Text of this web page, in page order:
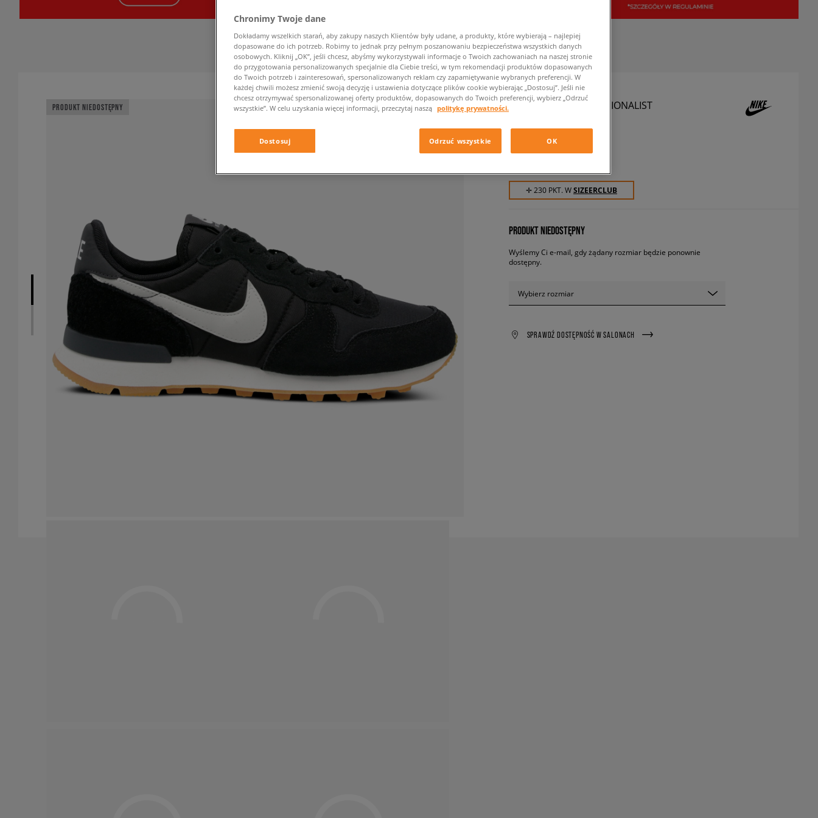
PRODUKT NIEDOSTĘPNY NIKE WMNS INTERNATIONALIST
✛ 230 PKT. WSIZEERCLUB
PRODUKT NIEDOSTĘPNY
Wyślemy Ci e-mail, gdy żądany rozmiar będzie ponownie
dostępny.
Wybierz rozmiar
SPRAWDŹ DOSTĘPNOŚĆ W SALONACH
Chronimy Twoje dane
Dokładamy wszelkich starań, aby zakupy naszych Klientów były udane, a produkty, które wybierają – najlepiej
dopasowane do ich potrzeb. Robimy to jednak przy pełnym poszanowaniu bezpieczeństwa wszystkich danych
osobowych. Kliknij „OK”, jeśli chcesz, abyśmy wykorzystywali informacje o Twoich zachowaniach na naszej stronie
do przygotowania personalizowanych specjalnie dla Ciebie treści, w tym rekomendacji produktów dopasowanych
do Twoich potrzeb i zainteresowań, spersonalizowanych reklam czy zapamiętywanie wybranych preferencji. W
każdej chwili możesz zmienić swoją decyzję i ustawienia dotyczące plików cookie wybierając „Dostosuj”. Jeśli nie
chcesz otrzymywać spersonalizowanej oferty produktów, dopasowanych do Twoich preferencji, wybierz „Odrzuć
wszystkie”. W celu uzyskania więcej informacji, przeczytaj naszą politykę prywatności.
Dostosuj Odrzuć wszystkie OK